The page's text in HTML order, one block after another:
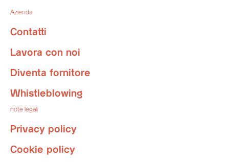
Azienda
Contatti
Lavora con noi
Diventa fornitore
Whistleblowing
note legali
Privacy policy
Cookie policy